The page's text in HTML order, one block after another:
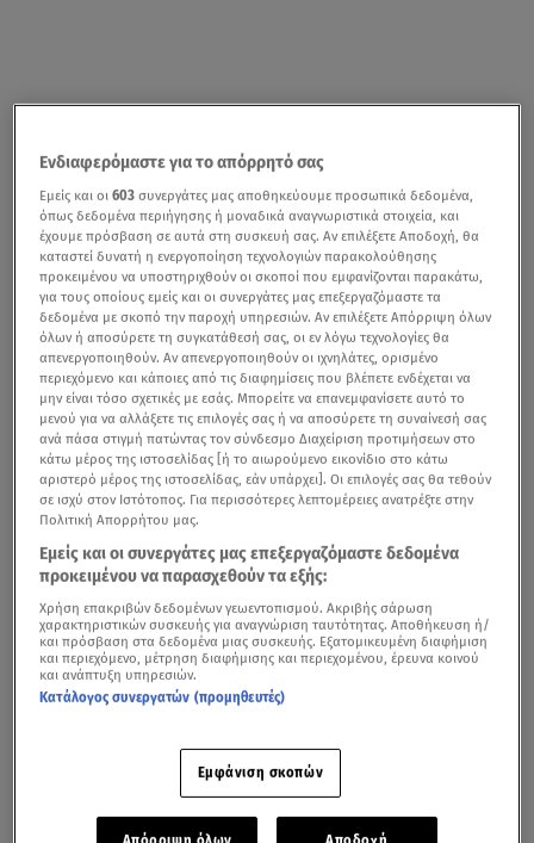
Ενδιαφερόμαστε για το απόρρητό σας
Εμείς και οι603 συνεργάτες μας αποθηκεύουμε προσωπικά δεδομένα,
όπως δεδομένα περιήγησης ή μοναδικά αναγνωριστικά στοιχεία, και
έχουμε πρόσβαση σε αυτά στη συσκευή σας. Αν επιλέξετε Αποδοχή, θα
καταστεί δυνατή η ενεργοποίηση τεχνολογιών παρακολούθησης
προκειμένου να υποστηριχθούν οι σκοποί που εμφανίζονται παρακάτω,
για τους οποίους εμείς και οι συνεργάτες μας επεξεργαζόμαστε τα
δεδομένα με σκοπό την παροχή υπηρεσιών. Αν επιλέξετε Απόρριψη όλων
όλων ή αποσύρετε τη συγκατάθεσή σας, οι εν λόγω τεχνολογίες θα
απενεργοποιηθούν. Αν απενεργοποιηθούν οι ιχνηλάτες, ορισμένο
περιεχόμενο και κάποιες από τις διαφημίσεις που βλέπετε ενδέχεται να
μην είναι τόσο σχετικές με εσάς. Μπορείτε να επανεμφανίσετε αυτό το
μενού για να αλλάξετε τις επιλογές σας ή να αποσύρετε τη συναίνεσή σας
ανά πάσα στιγμή πατώντας τον σύνδεσμο Διαχείριση προτιμήσεων στο
κάτω μέρος της ιστοσελίδας [ή το αιωρούμενο εικονίδιο στο κάτω
αριστερό μέρος της ιστοσελίδας, εάν υπάρχει]. Οι επιλογές σας θα τεθούν
σε ισχύ στον Ιστότοπος. Για περισσότερες λεπτομέρειες ανατρέξτε στην
Πολιτική Απορρήτου μας.
Εμείς και οι συνεργάτες μας επεξεργαζόμαστε δεδομένα
προκειμένου να παρασχεθούν τα εξής:
Χρήση επακριβών δεδομένων γεωεντοπισμού. Ακριβής σάρωση
χαρακτηριστικών συσκευής για αναγνώριση ταυτότητας. Αποθήκευση ή/
και πρόσβαση στα δεδομένα μιας συσκευής. Εξατομικευμένη διαφήμιση
και περιεχόμενο, μέτρηση διαφήμισης και περιεχομένου, έρευνα κοινού
και ανάπτυξη υπηρεσιών.
Κατάλογος συνεργατών (προμηθευτές)
Εμφάνιση σκοπών